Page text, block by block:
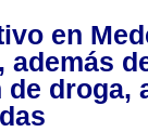
en
además
droga,